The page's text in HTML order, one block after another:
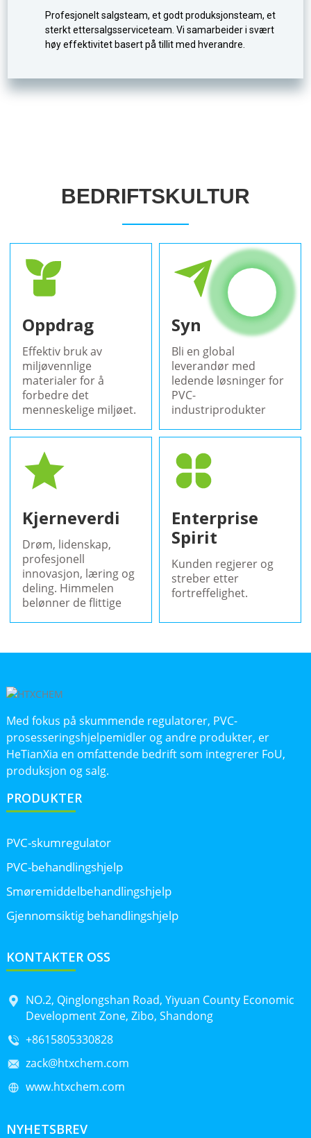
Profesjonelt salgsteam, et godt produksjonsteam, et
sterkt ettersalgsserviceteam. Vi samarbeider i svært
høy effektivitet basert på tillit med hverandre.
BEDRIFTSKULTUR
Oppdrag
Effektiv bruk av
miljøvennlige
materialer for å
forbedre det
menneskelige miljøet.
Syn
Bli en global
leverandør med
ledende løsninger for
PVC-
industriprodukter
Kjerneverdi
Drøm, lidenskap,
profesjonell
innovasjon, læring og
deling. Himmelen
belønner de flittige
Enterprise
Spirit
Kunden regjerer og
streber etter
fortreffelighet.
Med fokus på skummende regulatorer, PVC-
prosesseringshjelpemidler og andre produkter, er
HeTianXia en omfattende bedrift som integrerer FoU,
produksjon og salg.
PRODUKTER
PVC-skumregulator
PVC-behandlingshjelp
Smøremiddelbehandlingshjelp
Gjennomsiktig behandlingshjelp
KONTAKTER OSS
NO.2, Qinglongshan Road, Yiyuan County Economic
Development Zone, Zibo, Shandong
+8615805330828
zack@htxchem.com
www.htxchem.com
NYHETSBREV